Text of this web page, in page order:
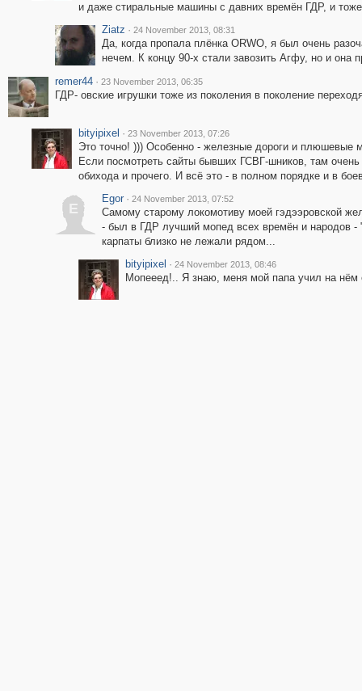
и даже стиральные машины с давних времён ГДР, и
Ziatz · 24 November 2013, 08:31
Да, когда пропала плёнка ORWO, я был очень
нечем. К концу 90-х стали завозить Агфу, но и она
remer44 · 23 November 2013, 06:35
ГДР- овские игрушки тоже из поколения в поколение
bityipixel · 23 November 2013, 07:26
Это точно! ))) Особенно - железные дороги и плюшевые
Если посмотреть сайты бывших ГСВГ-шников, там
обихода и прочего. И всё это - в полном порядке и в
E
Egor · 24 November 2013, 07:52
Самому старому локомотиву моей гэдээровской
- был в ГДР лучший мопед всех времён и народов
карпаты близко не лежали рядом...
bityipixel · 24 November 2013, 08:46
Мопееед!.. Я знаю, меня мой папа учил на нём